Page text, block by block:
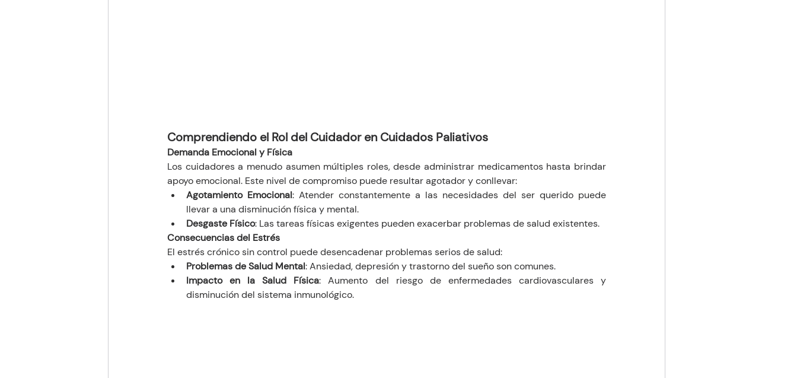
Comprendiendo el Rol del Cuidador en Cuidados Paliativos
Demanda Emocional y Física
Los cuidadores a menudo asumen múltiples roles, desde administrar medicamentos hasta brindar
apoyo emocional. Este nivel de compromiso puede resultar agotador y conllevar:
Agotamiento Emocional: Atender constantemente a las necesidades del ser querido puede
llevar a una disminución física y mental.
Desgaste Físico: Las tareas físicas exigentes pueden exacerbar problemas de salud existentes.
Consecuencias del Estrés
El estrés crónico sin control puede desencadenar problemas serios de salud:
Problemas de Salud Mental: Ansiedad, depresión y trastorno del sueño son comunes.
Impacto en la Salud Física: Aumento del riesgo de enfermedades cardiovasculares y
disminución del sistema inmunológico.